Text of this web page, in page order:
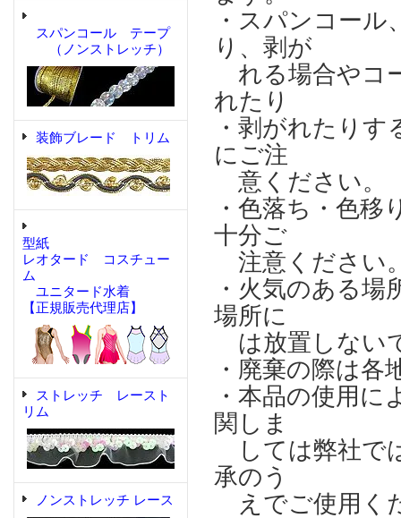
スパンコール テープ
（ノンストレッチ）
装飾ブレード トリム
型紙
レオタード コスチュー
ム
ユニタード水着
【正規販売代理店】
ストレッチ レースト
リム
ノンストレッチ レース
・スパンコー
り、剥が
れる場合やコ
れたり
・剥がれたり
にご注
意ください。
・色落ち・色
十分ご
注意ください
・火気のある場
場所に
は放置しない
・廃棄の際は
・本品の使用
関しま
しては弊社で
承のう
えでご使用く